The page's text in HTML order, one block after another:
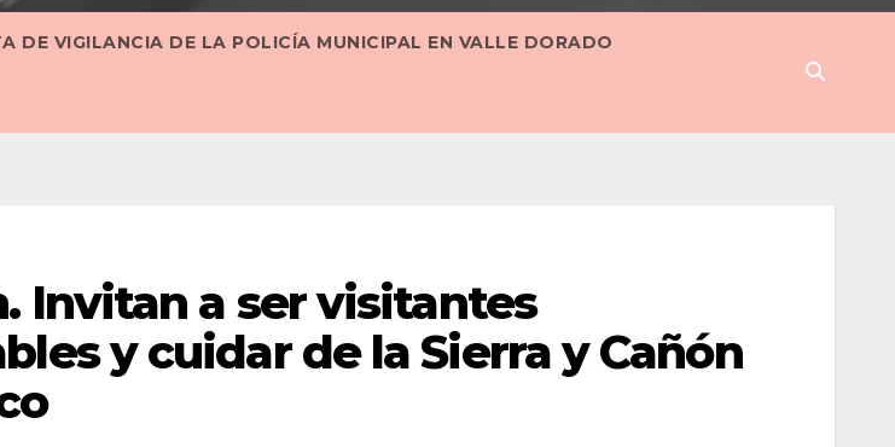
DE VIGILANCIA DE LA POLICÍA MUNICIPAL EN VALLE DORADO
Invitan a ser visitantes
y cuidar de la Sierra y Cañón